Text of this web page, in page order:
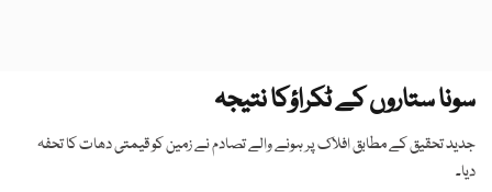
سونا ستاروں کے ٹکراؤکا نتیجہ
جدید تحقیق کے مطابق افلاک پر ہونے والے تصادم نے زمین کو قیمتی دھات کا تحفہ
دیا۔